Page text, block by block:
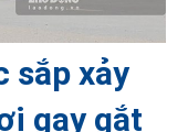
sắp xảy
gay gắt